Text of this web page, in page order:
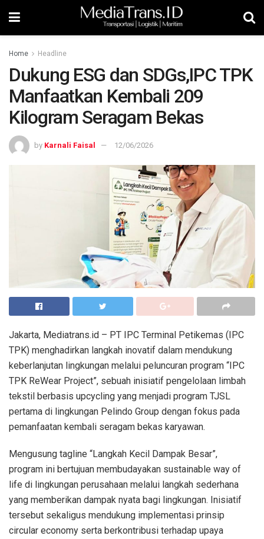
Home Headline
Dukung ESG dan SDGs,IPC TPK
Manfaatkan Kembali 209
Kilogram Seragam Bekas
by Karnali Faisal 12/06/2026
Jakarta, Mediatrans.id – PT IPC Terminal Petikemas (IPC
TPK) menghadirkan langkah inovatif dalam mendukung
keberlanjutan lingkungan melalui peluncuran program “IPC
TPK ReWear Project”, sebuah inisiatif pengelolaan limbah
tekstil berbasis upcycling yang menjadi program TJSL
pertama di lingkungan Pelindo Group dengan fokus pada
pemanfaatan kembali seragam bekas karyawan.
Mengusung tagline “Langkah Kecil Dampak Besar”,
program ini bertujuan membudayakan sustainable way of
life di lingkungan perusahaan melalui langkah sederhana
yang memberikan dampak nyata bagi lingkungan. Inisiatif
tersebut sekaligus mendukung implementasi prinsip
circular economy serta berkontribusi terhadap upaya